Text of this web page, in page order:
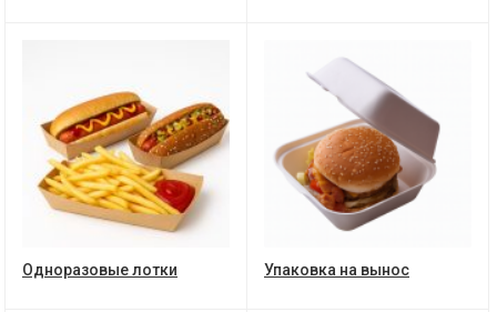
Одноразовые лотки Упаковка на вынос